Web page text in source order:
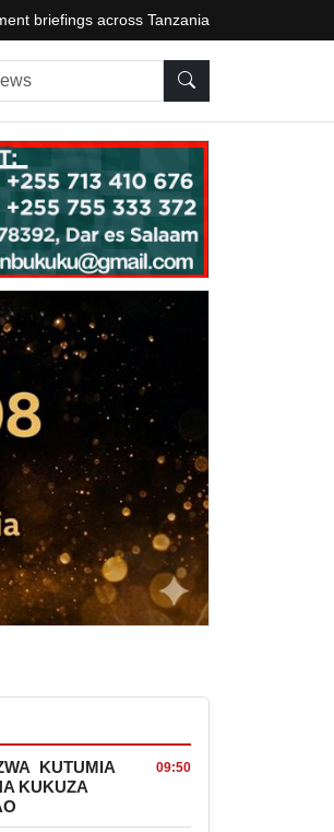
briefings across Tanzania
KUTUMIA
KUKUZA
09:50